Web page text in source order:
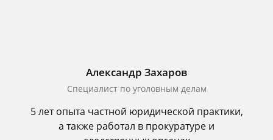
Александр Захаров
Специалист по уголовным делам
5 лет опыта частной юридической практики,
а также работал в прокуратуре и